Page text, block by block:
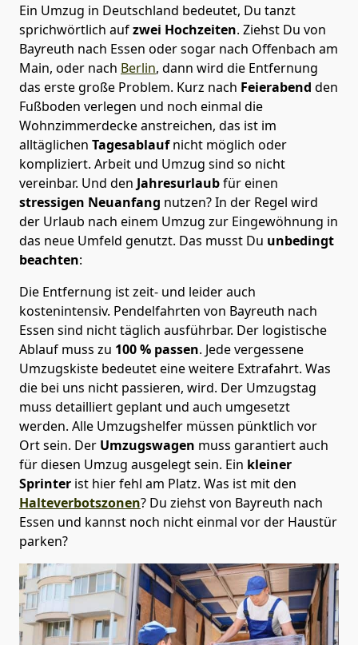
Ein Umzug in Deutschland bedeutet, Du tanzt
sprichwörtlich aufzwei Hochzeiten. Ziehst Du von
Bayreuth nach Essen oder sogar nach Offenbach am
Main, oder nach Berlin, dann wird die Entfernung
das erste große Problem. Kurz nach Feierabend den
Fußboden verlegen und noch einmal die
Wohnzimmerdecke anstreichen, das ist im
alltäglichen Tagesablaufnicht möglich oder
kompliziert. Arbeit und Umzug sind so nicht
vereinbar. Und den Jahresurlaubfür einen
stressigen Neuanfang nutzen? In der Regel wird
der Urlaub nach einem Umzug zur Eingewöhnung in
das neue Umfeld genutzt. Das musst Du unbedingt
beachten:
Die Entfernung ist zeit- und leider auch
kostenintensiv. Pendelfahrten von Bayreuth nach
Essen sind nicht täglich ausführbar. Der logistische
Ablauf muss zu 100 % passen. Jede vergessene
Umzugskiste bedeutet eine weitere Extrafahrt. Was
die bei uns nicht passieren, wird. Der Umzugstag
muss detailliert geplant und auch umgesetzt
werden. Alle Umzugshelfer müssen pünktlich vor
Ort sein. Der Umzugswagen muss garantiert auch
für diesen Umzug ausgelegt sein. Ein kleiner
Sprinter ist hier fehl am Platz. Was ist mit den
Halteverbotszonen? Du ziehst von Bayreuth nach
Essen und kannst noch nicht einmal vor der Haustür
parken?